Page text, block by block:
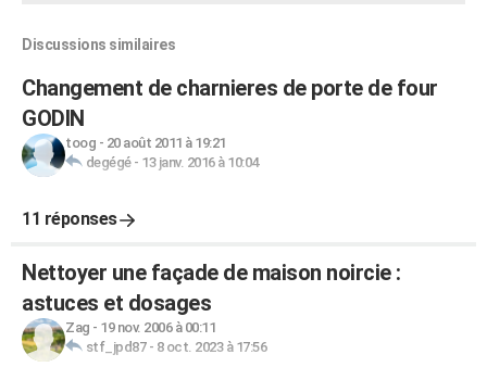
Discussions similaires
Changement de charnieres de porte de four
GODIN
toog - 20 août 2011 à 19:21
degégé- 13 janv. 2016 à 10:04
11 réponses
Nettoyer une façade de maison noircie :
astuces et dosages
Zag - 19 nov. 2006 à 00:11
stf_jpd87- 8 oct. 2023 à 17:56